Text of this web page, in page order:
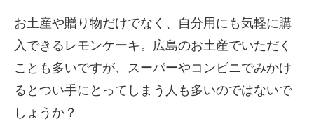
お土産や贈り物だけでなく、自分用にも気軽に購
入できるレモンケーキ。広島のお土産でいただく
ことも多いですが、スーパーやコンビニでみかけ
るとつい手にとってしまう人も多いのではないで
しょうか？